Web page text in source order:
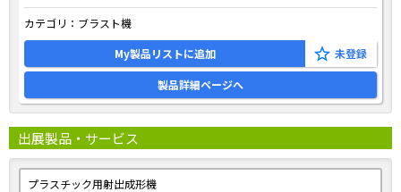
カテゴリ： ブラスト機
My製品リストに追加
製品詳細ページへ
出展製品・サービス
プラスチック用射出成形機